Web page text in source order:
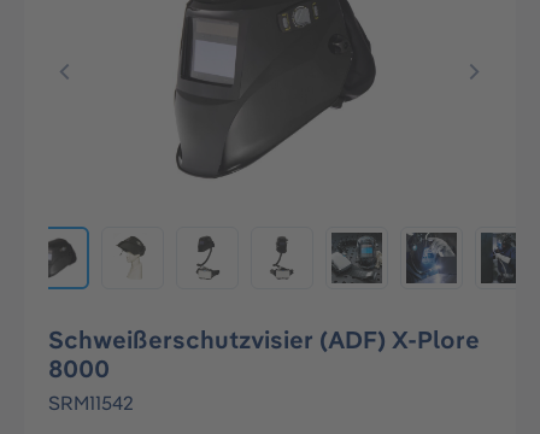
Schweißerschutzvisier (ADF) X-Plore
8000
SRM11542